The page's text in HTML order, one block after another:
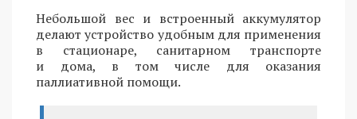
Небольшой вес и встроенный аккумулятор
делают устройство удобным для применения
в стационаре, санитарном транспорте
и дома, в том числе для оказания
паллиативной помощи.